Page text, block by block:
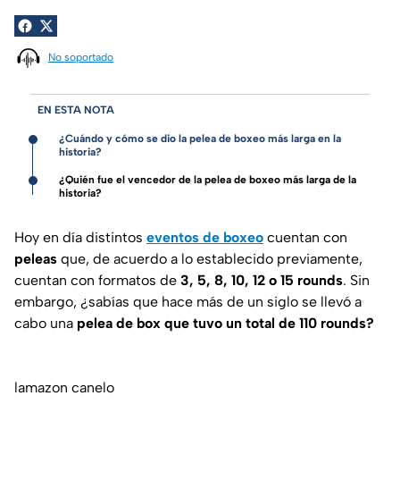
No soportado
EN ESTA NOTA
¿Cuándo y cómo se dio la pelea de boxeo más larga en la
historia?
¿Quién fue el vencedor de la pelea de boxeo más larga de la
historia?
Hoy en día distintos eventos de boxeo cuentan con
peleas que, de acuerdo a lo establecido previamente,
cuentan con formatos de 3, 5, 8, 10, 12 o 15 rounds. Sin
embargo, ¿sabías que hace más de un siglo se llevó a
cabo una pelea de box que tuvo un total de 110 rounds?
lamazon canelo